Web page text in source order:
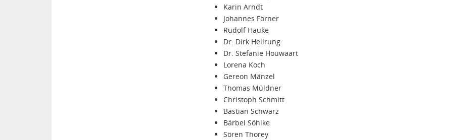
Karin Arndt
Johannes Förner
Rudolf Hauke
Dr. Dirk Hellrung
Dr. Stefanie Houwaart
Lorena Koch
Gereon Mänzel
Thomas Müldner
Christoph Schmitt
Bastian Schwarz
Bärbel Söhlke
Sören Thorey